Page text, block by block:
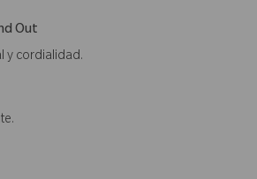
Out
y cordialidad.